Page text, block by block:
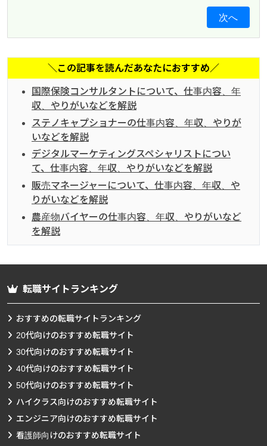
次へ
＼この記事を読んだあなたにおすすめ／
国際保険コンサルタントについて、仕事内容、年
収、やりがいなどを解説
ステノキャプショナーの仕事内容、年収、やりが
いなどを解説
デジタルマーケティングスペシャリストについ
て、仕事内容、年収、やりがいなどを解説
販売マネージャーについて、仕事内容、年収、や
りがいなどを解説
農産物バイヤーの仕事内容、年収、やりがいなど
を解説
転職サイトランキング
おすすめの転職サイトランキング
20代向けのおすすめ転職サイト
30代向けのおすすめ転職サイト
40代向けのおすすめ転職サイト
50代向けのおすすめ転職サイト
ハイクラス向けのおすすめ転職サイト
エンジニア向けのおすすめ転職サイト
看護師向けのおすすめ転職サイト